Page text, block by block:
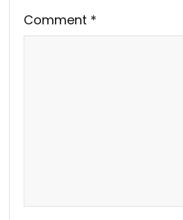
Comment *